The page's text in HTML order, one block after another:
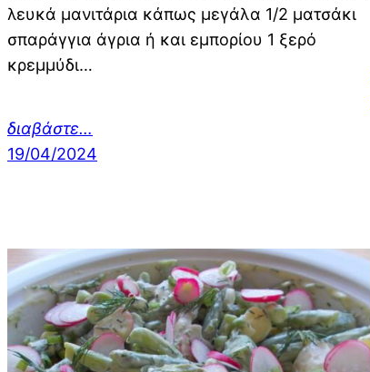
λευκά μανιτάρια κάπως μεγάλα 1/2 ματσάκι
σπαράγγια άγρια ή και εμπορίου 1 ξερό
κρεμμύδι…
διαβάστε…
19/04/2024